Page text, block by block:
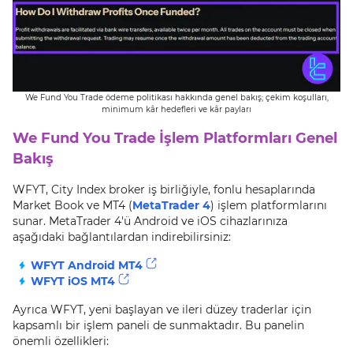
We Fund You Trade ödeme politikası hakkında genel bakış; çekim koşulları,
minimum kâr hedefleri ve kâr payları
We Fund You Trade İşlem Platformları Genel
Bakış
WFYT, City Index broker iş birliğiyle, fonlu hesaplarında
Market Book ve MT4 (MetaTrader 4) işlem platformlarını
sunar. MetaTrader 4'ü Android ve iOS cihazlarınıza
aşağıdaki bağlantılardan indirebilirsiniz:
WFYT Android MT4
WFYT iOS MT4
Ayrıca WFYT, yeni başlayan ve ileri düzey traderlar için
kapsamlı bir işlem paneli de sunmaktadır. Bu panelin
önemli özellikleri: